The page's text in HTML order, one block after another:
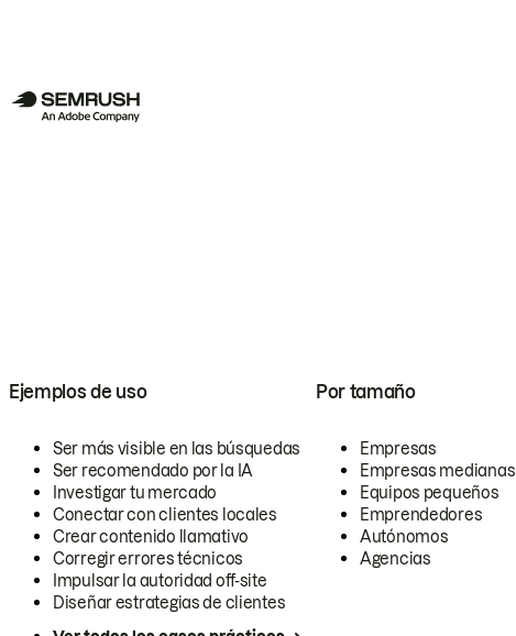
Ejemplos de uso
Ser más visible en las búsquedas
Ser recomendado por la IA
Investigar tu mercado
Conectar con clientes locales
Crear contenido llamativo
Corregir errores técnicos
Impulsar la autoridad off-site
Diseñar estrategias de clientes
Por tamaño
Empresas
Empresas medianas
Equipos pequeños
Emprendedores
Autónomos
Agencias